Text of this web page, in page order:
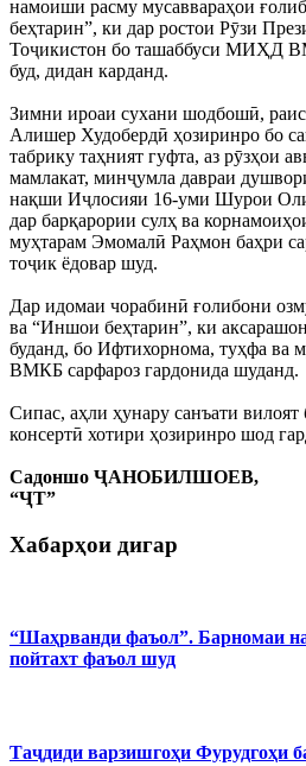
намоиши расму мусаввараҳои
беҳтарин”, ки дар ростои Рӯзи
Тоҷикистон бо ташаббуси МИҲД
буд, дидан карданд.
Зимни ироаи сухани шодбошӣ,
Алишер Худобердӣ ҳозиринро бо
табрику таҳният гуфта, аз рӯзҳои
мамлакат, минҷумла давраи
нақши Иҷлосияи 16-уми Шурои
дар барқарории сулҳ ва
муҳтарам Эмомалӣ Раҳмон баҳри
тоҷик ёдовар шуд.
Дар идомаи чорабинӣ ғолибони
ва “Иншои беҳтарин”, ки
буданд, бо Ифтихорнома, туҳфа ва
ВМКБ сарфароз гардонида шуданд.
Сипас, аҳли ҳунару санъати
консертӣ хотири ҳозиринро шод
Садоншо ҶАНОБИЛШОЕВ,
“ҶТ”
Хабарҳои дигар
“Шаҳрванди фаъол”. Барномаи
пойтахт фаъол шуд
Таҷдиди варзишгоҳи Фурудгоҳи